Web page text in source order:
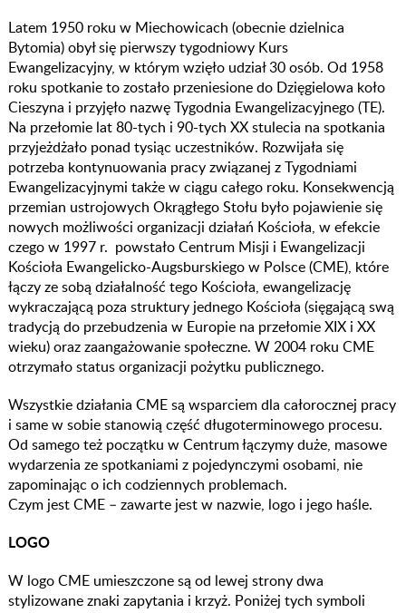
Latem 1950 roku w Miechowicach (obecnie dzielnica
Bytomia) obył się pierwszy tygodniowy Kurs
Ewangelizacyjny, w którym wzięło udział 30 osób. Od 1958
roku spotkanie to zostało przeniesione do Dzięgielowa koło
Cieszyna i przyjęło nazwę Tygodnia Ewangelizacyjnego (TE).
Na przełomie lat 80-tych i 90-tych XX stulecia na spotkania
przyjeżdżało ponad tysiąc uczestników. Rozwijała się
potrzeba kontynuowania pracy związanej z Tygodniami
Ewangelizacyjnymi także w ciągu całego roku. Konsekwencją
przemian ustrojowych Okrągłego Stołu było pojawienie się
nowych możliwości organizacji działań Kościoła, w efekcie
czego w 1997 r. powstało Centrum Misji i Ewangelizacji
Kościoła Ewangelicko-Augsburskiego w Polsce (CME), które
łączy ze sobą działalność tego Kościoła, ewangelizację
wykraczającą poza struktury jednego Kościoła (sięgającą swą
tradycją do przebudzenia w Europie na przełomie XIX i XX
wieku) oraz zaangażowanie społeczne. W 2004 roku CME
otrzymało status organizacji pożytku publicznego.
Wszystkie działania CME są wsparciem dla całorocznej pracy
i same w sobie stanowią część długoterminowego procesu.
Od samego też początku w Centrum łączymy duże, masowe
wydarzenia ze spotkaniami z pojedynczymi osobami, nie
zapominając o ich codziennych problemach.
Czym jest CME – zawarte jest w nazwie, logo i jego haśle.
LOGO
W logo CME umieszczone są od lewej strony dwa
stylizowane znaki zapytania i krzyż. Poniżej tych symboli